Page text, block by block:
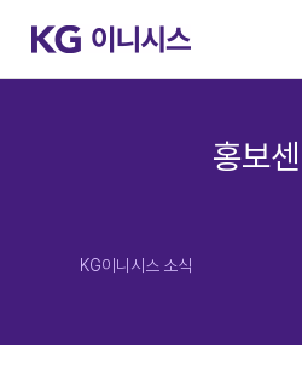
홍보
KG이니시스 소식